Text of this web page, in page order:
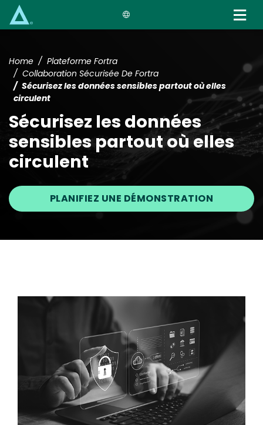
Home
Plateforme Fortra
Collaboration Sécurisée De Fortra
Sécurisez les données sensibles partout où elles
circulent
Sécurisez les données
sensibles partout où elles
circulent
PLANIFIEZ UNE DÉMONSTRATION